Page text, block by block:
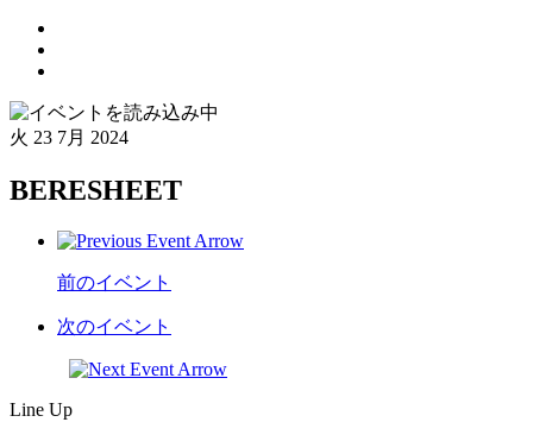
火 23 7月 2024
BERESHEET
前のイベント
次のイベント
Line Up